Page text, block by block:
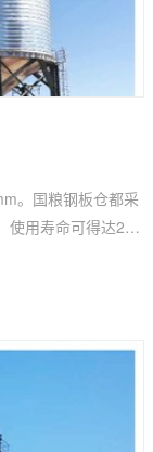
。国粮钢板仓都采
使用寿命可得达20